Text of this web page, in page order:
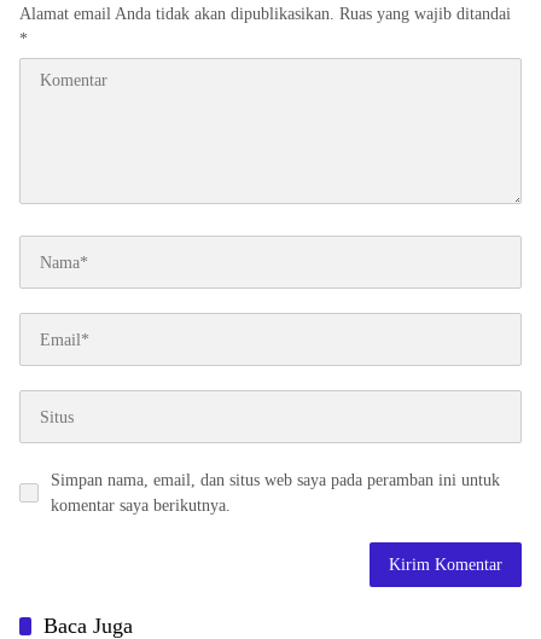
Alamat email Anda tidak akan dipublikasikan. Ruas yang wajib ditandai
*
Simpan nama, email, dan situs web saya pada peramban ini untuk
komentar saya berikutnya.
Baca Juga